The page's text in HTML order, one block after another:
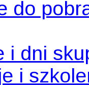
do
i dni
i